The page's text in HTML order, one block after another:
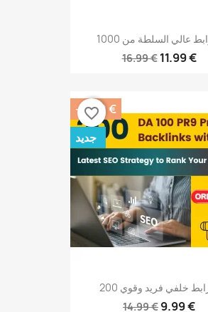
16.99 € 11.99 €
14.99 € 9.99 €
-5.00 €
جديد
favorite_border